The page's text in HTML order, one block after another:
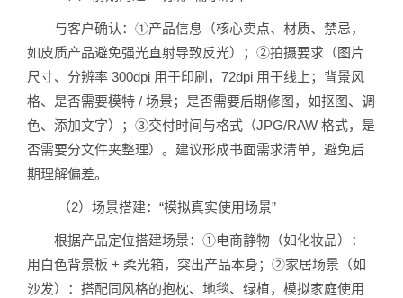
与客户确认：①产品信息（核心卖点、材质、禁忌，
如皮质产品避免强光直射导致反光）；②拍摄要求（图片
尺寸、分辨率 300dpi 用于印刷，72dpi 用于线上；背景风
格、是否需要模特 / 场景；是否需要后期修图，如抠图、调
色、添加文字）；③交付时间与格式（JPG/RAW 格式，是
否需要分文件夹整理）。建议形成书面需求清单，避免后
期理解偏差。
（2）场景搭建：“模拟真实使用场景”
根据产品定位搭建场景：①电商静物（如化妆品）：
用白色背景板 + 柔光箱，突出产品本身；②家居场景（如
沙发）：搭配同风格的抱枕、地毯、绿植，模拟家庭使用